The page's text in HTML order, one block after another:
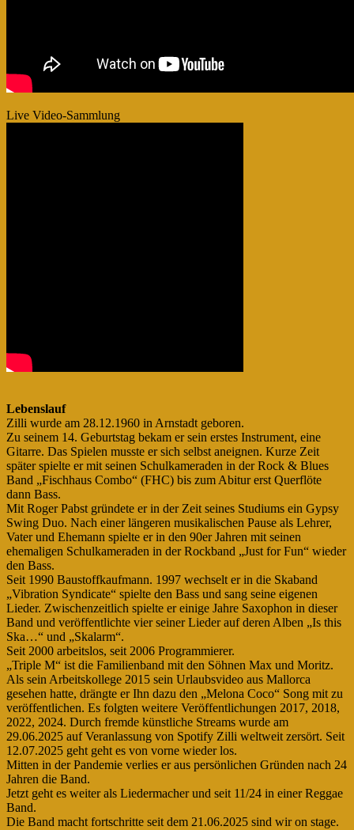
Live Video-Sammlung
Lebenslauf
Zilli wurde am 28.12.1960 in Arnstadt geboren.
Zu seinem 14. Geburtstag bekam er sein erstes Instrument, eine
Gitarre. Das Spielen musste er sich selbst aneignen. Kurze Zeit
später spielte er mit seinen Schulkameraden in der Rock & Blues
Band „Fischhaus Combo“ (FHC) bis zum Abitur erst Querflöte
dann Bass.
Mit Roger Pabst gründete er in der Zeit seines Studiums ein Gypsy
Swing Duo. Nach einer längeren musikalischen Pause als Lehrer,
Vater und Ehemann spielte er in den 90er Jahren mit seinen
ehemaligen Schulkameraden in der Rockband „Just for Fun“ wieder
den Bass.
Seit 1990 Baustoffkaufmann. 1997 wechselt er in die Skaband
„Vibration Syndicate“ spielte den Bass und sang seine eigenen
Lieder. Zwischenzeitlich spielte er einige Jahre Saxophon in dieser
Band und veröffentlichte vier seiner Lieder auf deren Alben „Is this
Ska…“ und „Skalarm“.
Seit 2000 arbeitslos, seit 2006 Programmierer.
„Triple M“ ist die Familienband mit den Söhnen Max und Moritz.
Als sein Arbeitskollege 2015 sein Urlaubsvideo aus Mallorca
gesehen hatte, drängte er Ihn dazu den „Melona Coco“ Song mit zu
veröffentlichen. Es folgten weitere Veröffentlichungen 2017, 2018,
2022, 2024. Durch fremde künstliche Streams wurde am
29.06.2025 auf Veranlassung von Spotify Zilli weltweit zersört. Seit
12.07.2025 geht geht es von vorne wieder los.
Mitten in der Pandemie verlies er aus persönlichen Gründen nach 24
Jahren die Band.
Jetzt geht es weiter als Liedermacher und seit 11/24 in einer Reggae
Band.
Die Band macht fortschritte seit dem 21.06.2025 sind wir on stage.